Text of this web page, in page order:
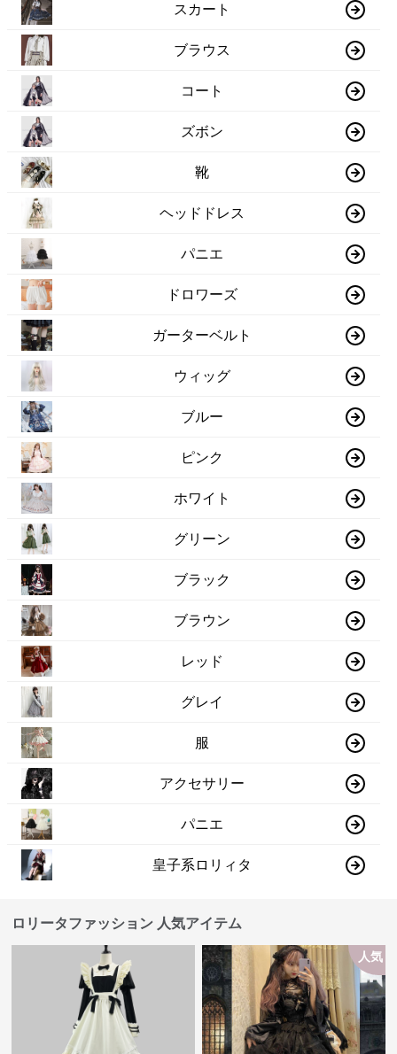
スカート
ブラウス
コート
ズボン
靴
ヘッドドレス
パニエ
ドロワーズ
ガーターベルト
ウィッグ
ブルー
ピンク
ホワイト
グリーン
ブラック
ブラウン
レッド
グレイ
服
アクセサリー
パニエ
皇子系ロリィタ
ロリータファッション 人気アイテム
人気